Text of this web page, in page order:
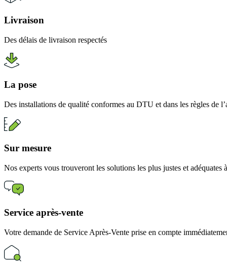
Livraison
Des délais de livraison respectés
La pose
Des installations de qualité conformes au DTU et dans les règles de
Sur mesure
Nos experts vous trouveront les solutions les plus justes et adéquates
Service après-vente
Votre demande de Service Après-Vente prise en compte